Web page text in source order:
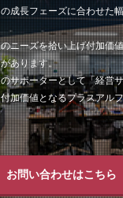
成長フェーズに合わせた
ニーズを拾い上げ付加価
あります。
サポーターとして「経営
加価値となるプラスアル
お問い合わせはこちら